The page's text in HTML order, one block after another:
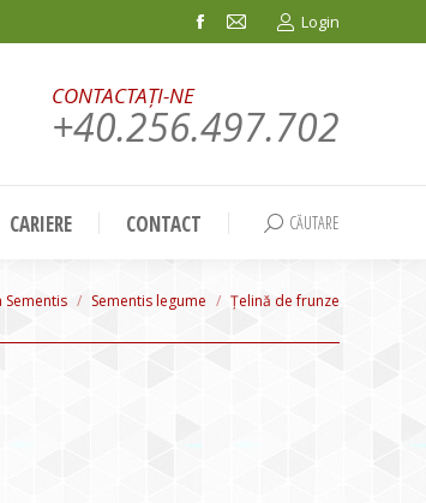
Facebook
in
window
Mail
in
window
Login
CONTACTAȚI-NE
+40.256.497.702
CARIERE CONTACT Search:
CĂUTARE
Sementis Sementis legume Ţelină de frunze